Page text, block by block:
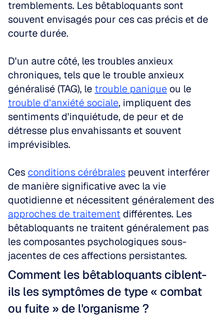
tremblements. Les bêtabloquants sont
souvent envisagés pour ces cas précis et de
courte durée.
D'un autre côté, les troubles anxieux
chroniques, tels que le trouble anxieux
généralisé (TAG), le trouble panique
trouble d'anxiété sociale, impliquent des
sentiments d'inquiétude, de peur et de
détresse plus envahissants et souvent
imprévisibles.
Ces conditions cérébrales peuvent interférer
de manière significative avec la vie
approches de traitement différentes. Les
bêtabloquants ne traitent généralement pas
les composantes psychologiques sous-
jacentes de ces affections persistantes.
Comment les bêtabloquants ciblent-
ils les symptômes de type « combat
ou fuite » de l'organisme ?